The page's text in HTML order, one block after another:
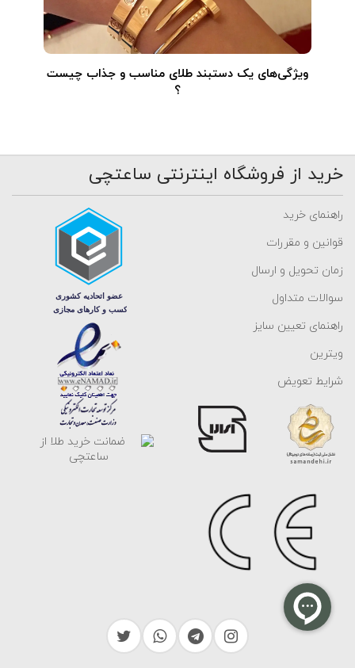
ویژگی‌های یک دستبند طلای مناسب و جذاب چیست
؟
خرید از فروشگاه اینترنتی ساعتچی
راهنمای خرید
قوانین و مقررات
زمان تحویل و ارسال
سوالات متداول
راهنمای تعیین سایز
ویترین
شرایط تعویض